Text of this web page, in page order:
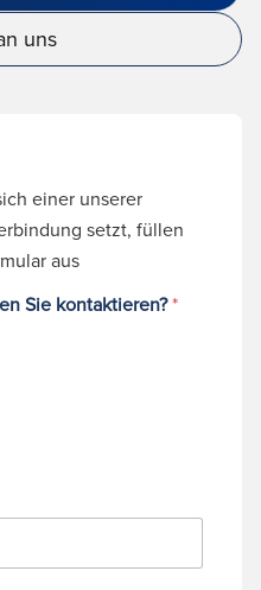
uns
einer unserer
setzt, füllen
aus
Sie kontaktieren?*